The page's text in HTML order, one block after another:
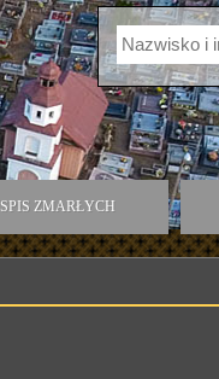
SPIS ZMARŁYCH